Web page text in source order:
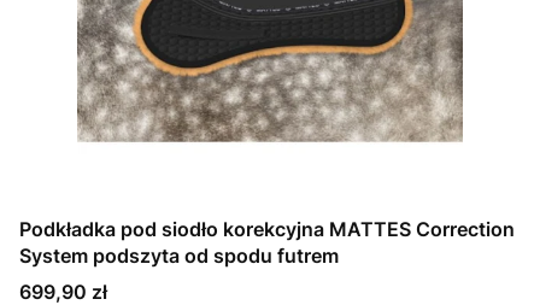
Podkładka pod siodło korekcyjna MATTES Correction
System podszyta od spodu futrem
Cena
699,90 zł